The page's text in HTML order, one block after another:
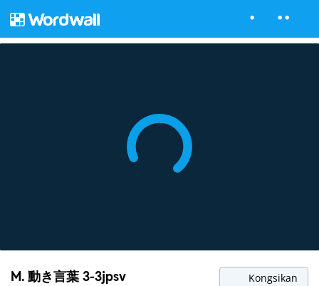
M. 動き言葉 3-3jpsv Kongsikan